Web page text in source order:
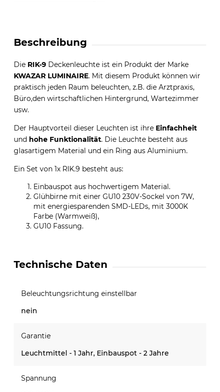
Beschreibung
Die RIK-9 Deckenleuchte ist ein Produkt der Marke
KWAZAR LUMINAIRE. Mit diesem Produkt können wir
praktisch jeden Raum beleuchten, z.B. die Arztpraxis,
Büro,den wirtschaftlichen Hintergrund, Wartezimmer
usw.
Der Hauptvorteil dieser Leuchten ist ihre Einfachheit
und hohe Funktionalität. Die Leuchte besteht aus
glasartigem Material und ein Ring aus Aluminium.
Ein Set von 1x RIK.9 besteht aus:
Einbauspot aus hochwertigem Material.
Glühbirne mit einer GU10 230V-Sockel von 7W,
mit energiesparenden SMD-LEDs, mit 3000K
Farbe (Warmweiß),
GU10 Fassung.
Technische Daten
Beleuchtungsrichtung einstellbar
nein
Garantie
Leuchtmittel - 1 Jahr, Einbauspot - 2 Jahre
Spannung